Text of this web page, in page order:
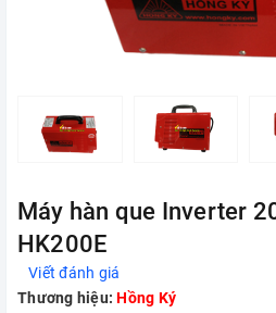
Máy hàn que Inverter
HK200E
Viết đánh giá
Thương hiệu: Hồng Ký